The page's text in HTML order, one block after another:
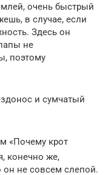
очень быстрый
в случае, если
Здесь он
не
поэтому
и сумчатый
«Почему крот
конечно же,
он не совсем слепой.